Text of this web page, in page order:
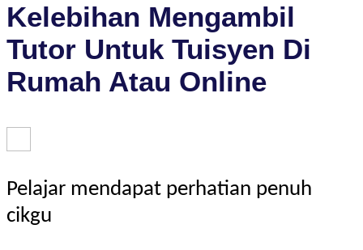
Kelebihan Mengambil
Tutor Untuk Tuisyen Di
Rumah Atau Online
Pelajar mendapat perhatian penuh
cikgu